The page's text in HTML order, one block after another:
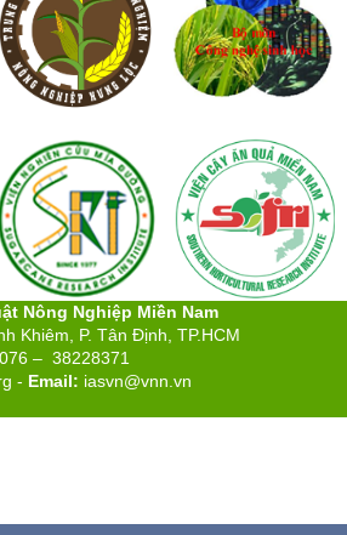
Nông Nghiệp Miền Nam
Khiêm, P. Tân Định, TP.HCM
– 38228371
- Email: iasvn@vnn.vn